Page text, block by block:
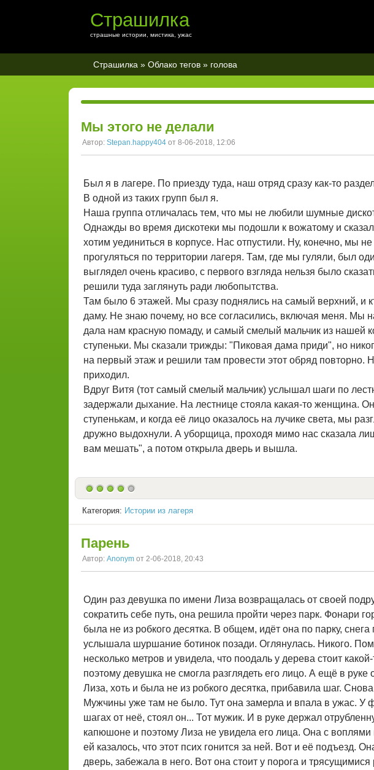
Страшилка
страшные истории, мистика, ужас
Страшилка » Облако тегов » голова
Мы этого не делали
Автор: Stepan.happy404 от 8-06-2018, 12:06
Был я в лагере. По приезду туда, наш отряд сразу как-то
В одной из таких групп был я.
Наша группа отличалась тем, что мы не любили шумные
Однажды во время дискотеки мы подошли к вожатому и
хотим уединиться в корпусе. Нас отпустили. Ну, конечно, мы
прогуляться по территории лагеря. Там, где мы гуляли, был
выглядел очень красиво, с первого взгляда нельзя было
решили туда заглянуть ради любопытства.
Там было 6 этажей. Мы сразу поднялись на самый верхний, и
даму. Не знаю почему, но все согласились, включая меня. Мы
дала нам красную помаду, и самый смелый мальчик из нашей
ступеньки. Мы сказали трижды: "Пиковая дама приди", но
на первый этаж и решили там провести этот обряд повторно.
приходил.
Вдруг Витя (тот самый смелый мальчик) услышал шаги по
задержали дыхание. На лестнице стояла какая-то женщина.
ступенькам, и когда её лицо оказалось на лучике света, мы
дружно выдохнули. А уборщица, проходя мимо нас сказала
вам мешать", а потом открыла дверь и вышла.
Категория: Истории из лагеря
Парень
Автор: Anonym от 2-06-2018, 20:43
Один раз девушка по имени Лиза возвращалась от своей
сократить себе путь, она решила пройти через парк. Фонари
была не из робкого десятка. В общем, идёт она по парку,
услышала шуршание ботинок позади. Оглянулась. Никого.
несколько метров и увидела, что поодаль у дерева стоит
поэтому девушка не смогла разглядеть его лицо. А ещё в руке
Лиза, хоть и была не из робкого десятка, прибавила шаг.
Мужчины уже там не было. Тут она замерла и впала в ужас. У
шагах от неё, стоял он... Тот мужик. И в руке держал
капюшоне и поэтому Лиза не увидела его лица. Она с
ей казалось, что этот псих гонится за ней. Вот и её подъезд.
дверь, забежала в него. Вот она стоит у порога и